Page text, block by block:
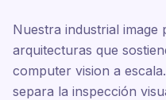
Nuestra industrial image
arquitecturas que
computer vision a
separa la inspección